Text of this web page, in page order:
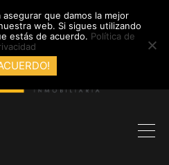
que damos la mejor
web. Si sigues utilizando
estás de acuerdo. Política de